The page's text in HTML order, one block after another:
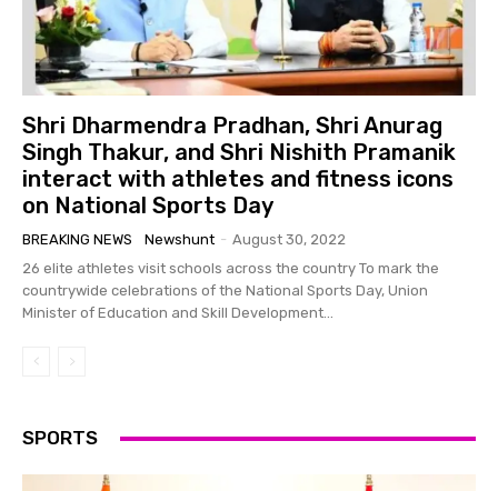
Shri Dharmendra Pradhan, Shri Anurag
Singh Thakur, and Shri Nishith Pramanik
interact with athletes and fitness icons
on National Sports Day
BREAKING NEWS Newshunt - August 30, 2022
26 elite athletes visit schools across the country To mark the
countrywide celebrations of the National Sports Day, Union
Minister of Education and Skill Development...
SPORTS